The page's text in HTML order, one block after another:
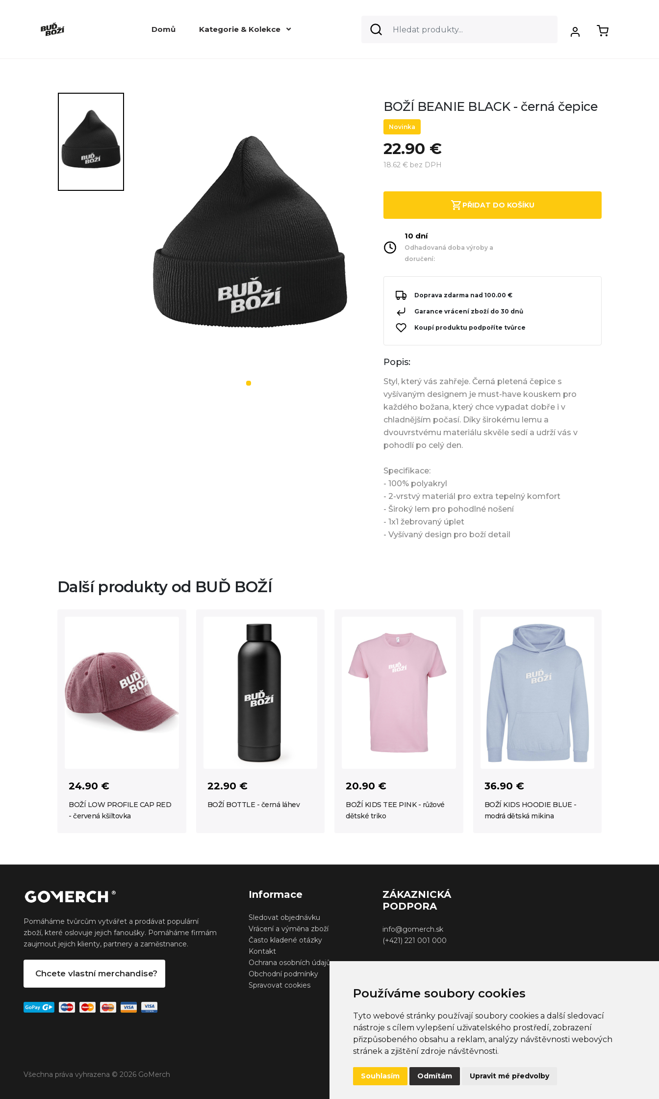
Používáme soubory cookies
Tyto webové stránky používají soubory cookies a další sledovací
nástroje s cílem vylepšení uživatelského prostředí, zobrazení
přizpůsobeného obsahu a reklam, analýzy návštěvnosti webových
stránek a zjištění zdroje návštěvnosti.
Souhlasím Odmítám Upravit mé předvolby
Domů Kategorie & Kolekce
BOŽÍ BEANIE BLACK - černá čepice
Novinka
22.90 €
18.62 € bez DPH
PŘIDAT DO KOŠÍKU
10 dní
Odhadovaná doba výroby a
doručení:
Doprava zdarma nad 100.00 €
Garance vrácení zboží do 30 dnů
Koupí produktu podpoříte tvůrce
Popis:
Styl, který vás zahřeje. Černá pletená čepice s
vyšívaným designem je must-have kouskem pro
každého božana, který chce vypadat dobře i v
chladnějším počasí. Díky širokému lemu a
dvouvrstvému materiálu skvěle sedí a udrží vás v
pohodlí po celý den.
Specifikace:
- 100% polyakryl
- 2-vrstvý materiál pro extra tepelný komfort
- Široký lem pro pohodlné nošení
- 1x1 žebrovaný úplet
- Vyšívaný design pro boží detail
Další produkty od BUĎ BOŽÍ
24.90 €
BOŽÍ LOW PROFILE CAP RED
- červená kšiltovka
22.90 €
BOŽÍ BOTTLE - černá láhev
20.90 €
BOŽÍ KIDS TEE PINK - růžové
dětské triko
36.90 €
BOŽÍ KIDS HOODIE BLUE -
modrá dětská mikina
Informace
Sledovat objednávku
Vrácení a výměna zboží
Často kladené otázky
Kontakt
Ochrana osobních údajů
Obchodní podmínky
Spravovat cookies
ZÁKAZNICKÁ
PODPORA
info@gomerch.sk
(+421) 221 001 000
Pomáháme tvůrcům vytvářet a prodávat populární
zboží, které oslovuje jejich fanoušky. Pomáháme firmám
zaujmout jejich klienty, partnery a zaměstnance.
Chcete vlastní merchandise?
EUR
Všechna práva vyhrazena © 2026 GoMerch